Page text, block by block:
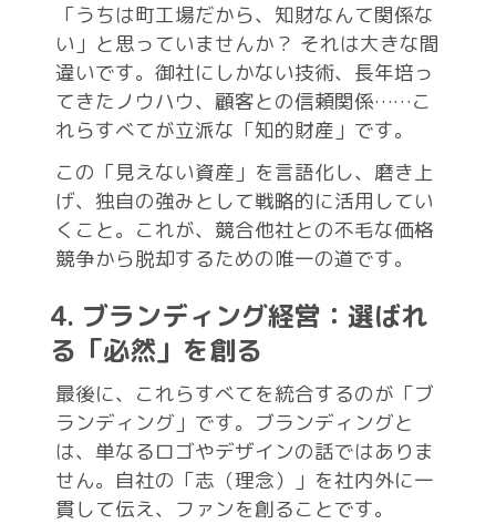
「うちは町工場だから、知財なんて関係な
い」と思っていませんか？ それは大きな間
違いです。御社にしかない技術、長年培っ
てきたノウハウ、顧客との信頼関係……こ
れらすべてが立派な「知的財産」です。
この「見えない資産」を言語化し、磨き上
げ、独自の強みとして戦略的に活用してい
くこと。これが、競合他社との不毛な価格
競争から脱却するための唯一の道です。
4. ブランディング経営：選ばれ
る「必然」を創る
最後に、これらすべてを統合するのが「ブ
ランディング」です。ブランディングと
は、単なるロゴやデザインの話ではありま
せん。自社の「志（理念）」を社内外に一
貫して伝え、ファンを創ることです。